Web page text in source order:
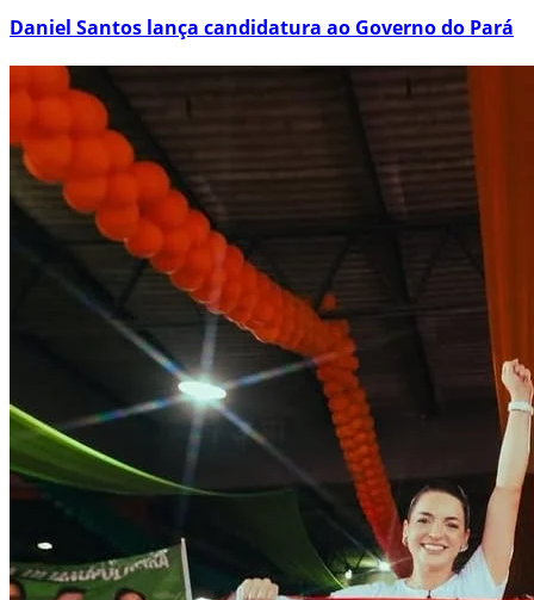
Daniel Santos lança candidatura ao Governo do Pará